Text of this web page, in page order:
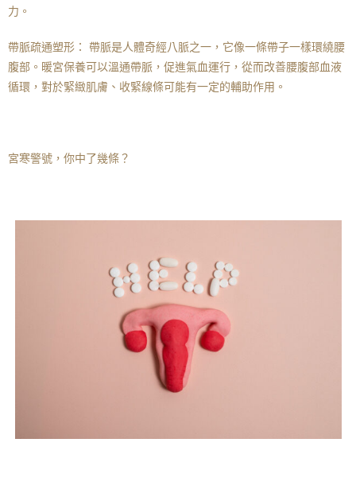
力。
帶脈疏通塑形： 帶脈是人體奇經八脈之一，它像一條帶子一樣環繞腰
腹部。暖宮保養可以溫通帶脈，促進氣血運行，從而改善腰腹部血液
循環，對於緊緻肌膚、收緊線條可能有一定的輔助作用。
宮寒警號，你中了幾條？